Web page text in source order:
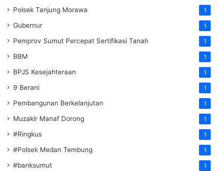
Polsek Tanjung Morawa 1
Gubernur 1
Pemprov Sumut Percepat Sertifikasi Tanah 1
BBM 1
BPJS Kesejahteraan 1
9 Berani 1
Pembangunan Berkelanjutan 1
Muzakir Manaf Dorong 1
#Ringkus 1
#Polsek Medan Tembung 1
#banksumut 1